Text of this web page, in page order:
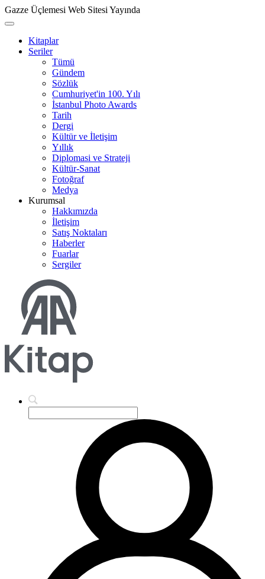
Gazze Üçlemesi Web Sitesi Yayında
Kitaplar
Seriler
Tümü
Gündem
Sözlük
Cumhuriyet'in 100. Yılı
İstanbul Photo Awards
Tarih
Dergi
Kültür ve İletişim
Yıllık
Diplomasi ve Strateji
Kültür-Sanat
Fotoğraf
Medya
Kurumsal
Hakkımızda
İletişim
Satış Noktaları
Haberler
Fuarlar
Sergiler